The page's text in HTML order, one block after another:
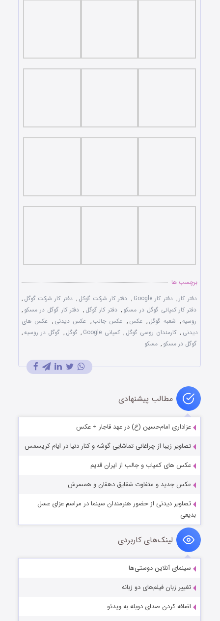
برچسب ها
دفتر کار , دفتر کار Google , دفتر کار شرکت گوکل , دفتر کار شرکت گوگل ,
دفتر کار کمپانی گوگل در مسکو , دفتر کار گوگل , دفتر کار گوگل در مسکو ,
روسیه, شعبه گوگل , عکس , عکس جالب, عکس دیدنی , عکس های
دیدنی , کارمندان روسی گوگل , کمپانی Google , گوگل , گوگل در روسیه,
گوگل در مسکو , مسکو
مطالب پیشنهادی
عزاداری امام‌حسین (ع) در عهد قاجار + عکس
تصاویر زیبا از چراغانی تماشایی گوشه و کنار دنیا در ایام کریسمس
عکس های کمیاب و جالب از ایران قدیم
عکس جدید و متفاوت شقایق دهقان و همسرش
تصاویر دیدنی از حضور هنرمندان سینما در مراسم عزای عسل
بدیعی
لینک‌های کاربردی
سینمای آنلاین دوستی‌ها
تغییر زبان فیلم‌های دو زبانه
اضافه کردن صدای دوبله به ویدئو